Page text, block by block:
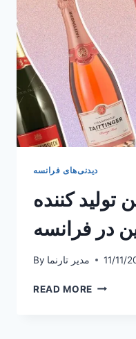
فرانسه
دیدنی‌های فرانسه
تولید کننده
در فرانسه
By مدیر تارنما 11/11/
READ MORE معرفی